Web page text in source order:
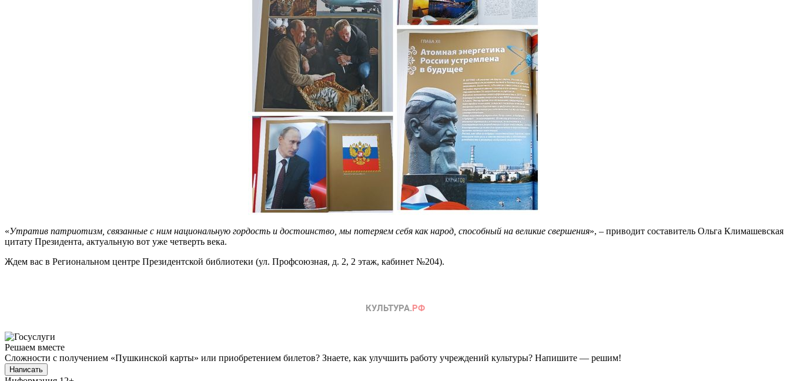
«Утратив патриотизм, связанные с ним национальную гордость и достоинство, мы потеряем себя как народ, способный на великие свершения», – приводит составитель Ольга Климашевская
цитату Президента, актуальную вот уже четверть века.
Ждем вас в Региональном центре Президентской библиотеки (ул. Профсоюзная, д. 2, 2 этаж, кабинет №204).
Решаем вместе
Сложности с получением «Пушкинской карты» или приобретением билетов? Знаете, как улучшить работу учреждений культуры? Напишите — решим!
Написать